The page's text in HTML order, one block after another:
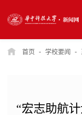
首页 - 学校要闻 -
“宏志助航